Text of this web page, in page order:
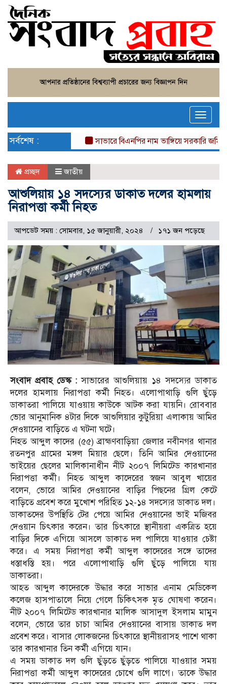
Toggle
সর্বশেষ : সাভারে বিএনপির নাম ভাঙ্গিয়ে সরকারি জমি দখল,
প্রচ্ছদ জাতীয়
আশুলিয়ায় ১৪ সদস্যের ডাকাত দলের হামলায়
নিরাপত্তা কর্মী নিহত
আপডেট সময় : সোমবার, ১৫ জানুয়ারী, ২০২৪ ১৭১ জন পড়েছে
সংবাদ প্রবাহ ডেস্ক : সাভারের আশুলিয়ায় ১৪ সদস্যের ডাকাত
দলের হামলায় নিরাপত্তা কর্মী নিহত। এলোপাথাড়ি গুলি ছুঁড়ে
ডাকাতরা পালিয়ে যাওয়ায় কাউকে আটক করা যায়নি। রোববার
ভোর আনুমানিক ৪টার দিকে আশুলিয়ার কুটুরিয়া এলাকায় আমির
দেওয়ানের বাড়িতে এ ঘটনা ঘটে।
নিহত আব্দুল কাদের (৫৫) ব্রাহ্মণবাড়িয়া জেলার নবীনগর থানার
রতনপুর গ্রামের মঙ্গল মিয়ার ছেলে। তিনি আমির দেওয়ানের
ভাইয়ের ছেলের মালিকানাধীন নীট ২০০৭ লিমিটেড কারখানার
নিরাপত্তা কর্মী। নিহত আব্দুল কাদেরের স্বজন আবুল খায়ের
বলেন, ভোরে আমির দেওয়ানের বাড়ির পিছনের গ্রিল কেটে
বাড়িতে প্রবেশ করে মুখোশ পরিহিত ১২-১৪ সদস্যের ডাকাত দল।
ডাকাতদের উপস্থিতি টের পেয়ে আমির দেওয়ানের ভাই মজিবর
দেওয়ান চিৎকার করেন। তার চিৎকারে স্থানীয়রা একত্রিত হয়ে
বাড়ির দিকে এগিয়ে আসলে ডাকাত দল পালিয়ে যাওয়ার চেষ্টা
করে। এ সময় নিরাপত্তা কর্মী আব্দুল কাদেরের সঙ্গে তাদের
ধস্তাধস্তি হয়। পরে এলোপাথাড়ি গুলি ছুঁড়ে পালিয়ে যায়
ডাকাতরা।
আহত আব্দুল কাদেরকে উদ্ধার করে সাভার এনাম মেডিকেল
কলেজ হাসপাতালে নিয়ে গেলে চিকিৎসক মৃত ঘোষণা করেন।
নীট ২০০৭ লিমিটেড কারখানার মালিক আসাদুল ইসলাম মামুন
বলেন, ভোরে তার চাচা আমির দেওয়ানের বাসায় ডাকাত দল
প্রবেশ করে। বাসার লোকজনের চিৎকারে স্থানীয়রাসহ পাশে থাকা
তার কারখানার তিন কর্মী এগিয়ে যান।
এ সময় ডাকাত দল গুলি ছুঁড়তে ছুঁড়তে পালিয়ে যাওয়ার সময়
নিরাপত্তা কর্মী আব্দুল কাদেরের চোখে গুলি লাগে। তাকে উদ্ধার